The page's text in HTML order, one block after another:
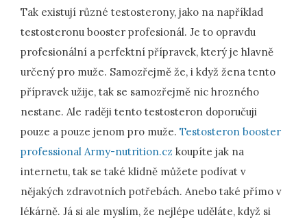
Tak existují různé testosterony, jako na například
testosteronu booster profesionál. Je to opravdu
profesionální a perfektní přípravek, který je hlavně
určený pro muže. Samozřejmě že, i když žena tento
přípravek užije, tak se samozřejmě nic hrozného
nestane. Ale raději tento testosteron doporučuji
pouze a pouze jenom pro muže. Testosteron booster
professional Army-nutrition.cz koupíte jak na
internetu, tak se také klidně můžete podívat v
nějakých zdravotních potřebách. Anebo také přímo v
lékárně. Já si ale myslím, že nejlépe uděláte, když si